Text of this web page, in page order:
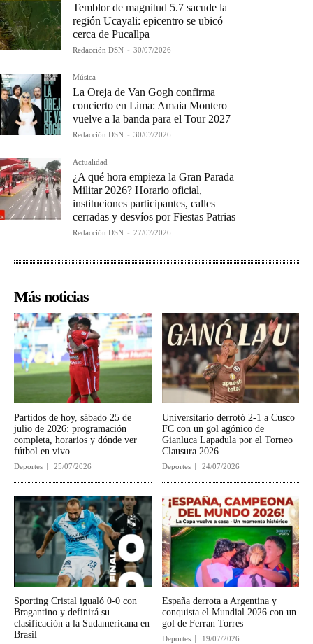
Temblor de magnitud 5.7 sacude la
región Ucayali: epicentro se ubicó
cerca de Pucallpa
Redacción DSN - 30/07/2026
Música
La Oreja de Van Gogh confirma
concierto en Lima: Amaia Montero
vuelve a la banda para el Tour 2027
Redacción DSN - 30/07/2026
Actualidad
¿A qué hora empieza la Gran Parada
Militar 2026? Horario oficial,
instituciones participantes, calles
cerradas y desvíos por Fiestas Patrias
Redacción DSN - 27/07/2026
Más noticias
Partidos de hoy, sábado 25 de
julio de 2026: programación
completa, horarios y dónde ver
fútbol en vivo
Deportes 25/07/2026
Universitario derrotó 2-1 a Cusco
FC con un gol agónico de
Gianluca Lapadula por el Torneo
Clausura 2026
Deportes 24/07/2026
Sporting Cristal igualó 0-0 con
Bragantino y definirá su
clasificación a la Sudamericana en
Brasil
España derrota a Argentina y
conquista el Mundial 2026 con un
gol de Ferran Torres
Deportes 19/07/2026